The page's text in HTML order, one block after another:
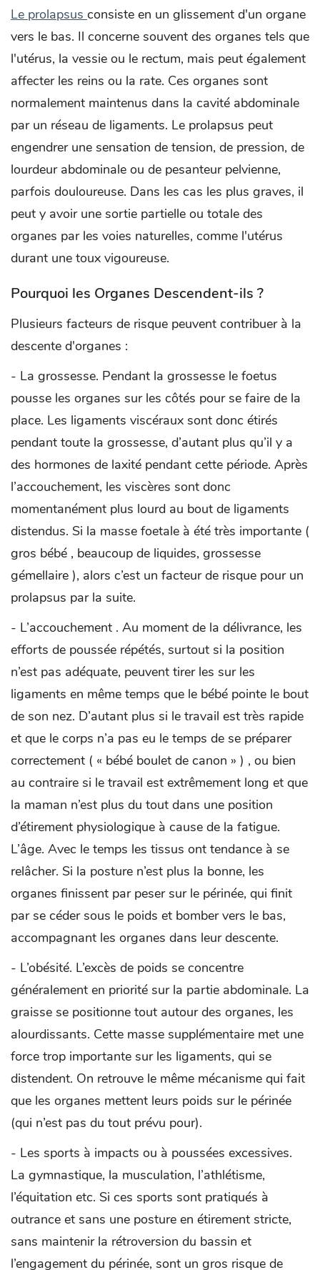
Le prolapsus consiste en un glissement d'un organe
vers le bas. Il concerne souvent des organes tels que
l'utérus, la vessie ou le rectum, mais peut également
affecter les reins ou la rate. Ces organes sont
normalement maintenus dans la cavité abdominale
par un réseau de ligaments. Le prolapsus peut
engendrer une sensation de tension, de pression, de
lourdeur abdominale ou de pesanteur pelvienne,
parfois douloureuse. Dans les cas les plus graves, il
peut y avoir une sortie partielle ou totale des
organes par les voies naturelles, comme l'utérus
durant une toux vigoureuse.
Pourquoi les Organes Descendent-ils ?
Plusieurs facteurs de risque peuvent contribuer à la
descente d'organes :
- La grossesse. Pendant la grossesse le foetus
pousse les organes sur les côtés pour se faire de la
place. Les ligaments viscéraux sont donc étirés
pendant toute la grossesse, d’autant plus qu’il y a
des hormones de laxité pendant cette période. Après
l’accouchement, les viscères sont donc
momentanément plus lourd au bout de ligaments
distendus. Si la masse foetale à été très importante (
gros bébé , beaucoup de liquides, grossesse
gémellaire ), alors c’est un facteur de risque pour un
prolapsus par la suite.
- L’accouchement . Au moment de la délivrance, les
efforts de poussée répétés, surtout si la position
n’est pas adéquate, peuvent tirer les sur les
ligaments en même temps que le bébé pointe le bout
de son nez. D’autant plus si le travail est très rapide
et que le corps n’a pas eu le temps de se préparer
correctement ( « bébé boulet de canon » ) , ou bien
au contraire si le travail est extrêmement long et que
la maman n’est plus du tout dans une position
d’étirement physiologique à cause de la fatigue.
L’âge. Avec le temps les tissus ont tendance à se
relâcher. Si la posture n’est plus la bonne, les
organes finissent par peser sur le périnée, qui finit
par se céder sous le poids et bomber vers le bas,
accompagnant les organes dans leur descente.
- L’obésité. L’excès de poids se concentre
généralement en priorité sur la partie abdominale. La
graisse se positionne tout autour des organes, les
alourdissants. Cette masse supplémentaire met une
force trop importante sur les ligaments, qui se
distendent. On retrouve le même mécanisme qui fait
que les organes mettent leurs poids sur le périnée
(qui n’est pas du tout prévu pour).
- Les sports à impacts ou à poussées excessives.
La gymnastique, la musculation, l’athlétisme,
l’équitation etc. Si ces sports sont pratiqués à
outrance et sans une posture en étirement stricte,
sans maintenir la rétroversion du bassin et
l’engagement du périnée, sont un gros risque de